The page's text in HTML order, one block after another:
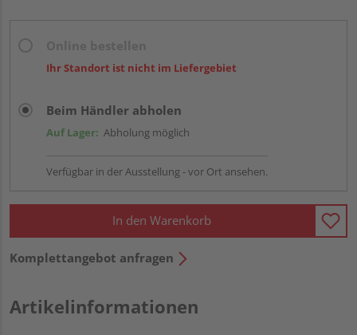
Ihr Standort ist nicht im Liefergebiet
Beim Händler abholen
Auf Lager: Abholung möglich
Verfügbar in der Ausstellung - vor Ort ansehen.
In den Warenkorb
Komplettangebot anfragen
Artikelinformationen